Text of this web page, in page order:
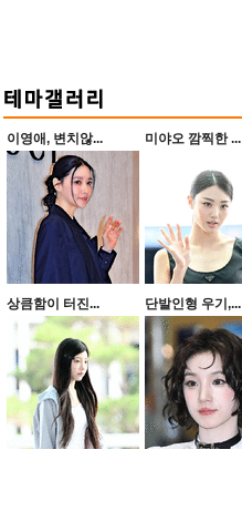
이영애, 변치않... 미야오 깜찍한 ...
상큼함이 터진... 단발인형 우기,...